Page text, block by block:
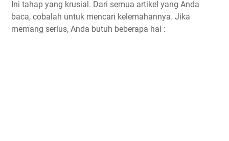
Ini tahap yang krusial. Dari semua artikel yang Anda
baca, cobalah untuk mencari kelemahannya. Jika
memang serius, Anda butuh beberapa hal :